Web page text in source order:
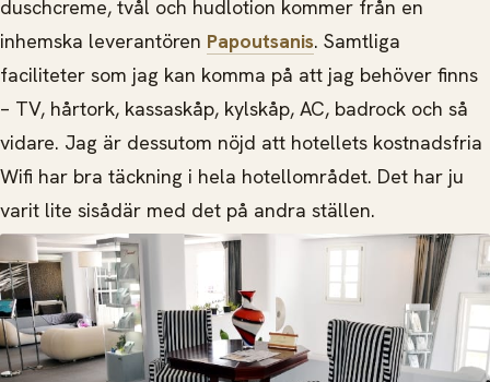
duschcreme, tvål och hudlotion kommer från en
inhemska leverantören Papoutsanis. Samtliga
faciliteter som jag kan komma på att jag behöver finns
– TV, hårtork, kassaskåp, kylskåp, AC, badrock och så
vidare. Jag är dessutom nöjd att hotellets kostnadsfria
Wifi har bra täckning i hela hotellområdet. Det har ju
varit lite sisådär med det på andra ställen.